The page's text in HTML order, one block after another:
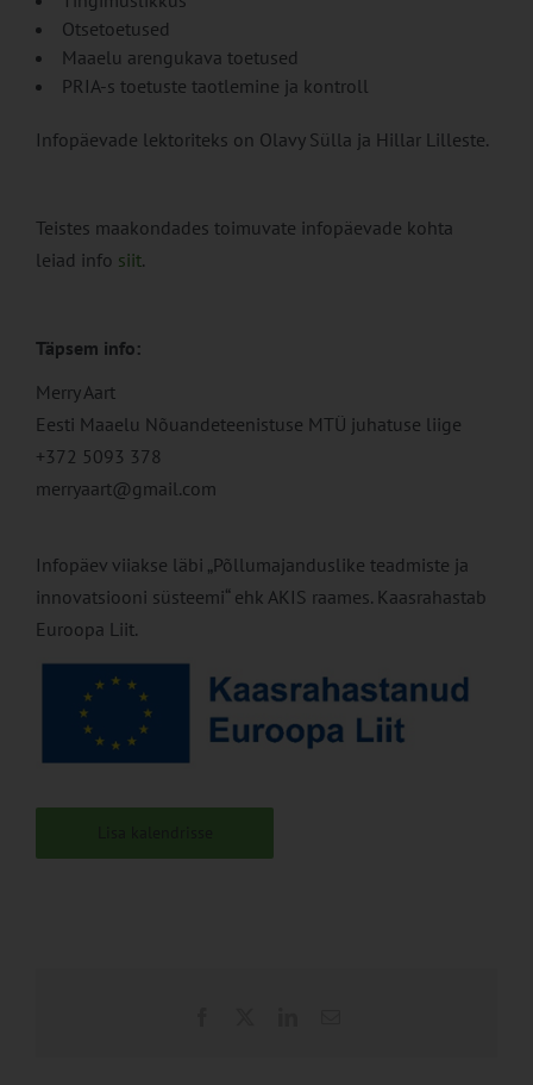
Otsetoetused
Maaelu arengukava toetused
PRIA-s toetuste taotlemine ja kontroll
Infopäevade lektoriteks on Olavy Sülla ja Hillar Lilleste.
Teistes maakondades toimuvate infopäevade kohta
leiad info siit.
Täpsem info:
Merry Aart
Eesti Maaelu Nõuandeteenistuse MTÜ juhatuse liige
+372 5093 378
merryaart@gmail.com
Infopäev viiakse läbi „Põllumajanduslike teadmiste ja
innovatsiooni süsteemi“ ehk AKIS raames. Kaasrahastab
Euroopa Liit.